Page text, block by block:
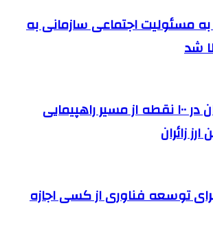
مسئولیت اجتماعی سازمانی به
شد
اینترنت رایگان در ۱۰۰ نقطه از مسیر راهپیمایی
زائران
برای توسعه فناوری از کسی اجازه